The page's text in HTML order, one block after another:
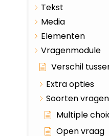
Tekst
Media
Elementen
Vragenmodule
Verschil
Extra opties
Soorten vragen
Multiple
Open vraag